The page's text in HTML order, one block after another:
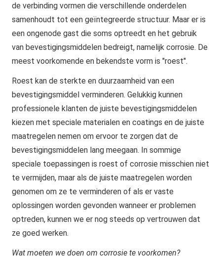
de verbinding vormen die verschillende onderdelen
samenhoudt tot een geïntegreerde structuur. Maar er is
een ongenode gast die soms optreedt en het gebruik
van bevestigingsmiddelen bedreigt, namelijk corrosie. De
meest voorkomende en bekendste vorm is "roest".
Roest kan de sterkte en duurzaamheid van een
bevestigingsmiddel verminderen. Gelukkig kunnen
professionele klanten de juiste bevestigingsmiddelen
kiezen met speciale materialen en coatings en de juiste
maatregelen nemen om ervoor te zorgen dat de
bevestigingsmiddelen lang meegaan. In sommige
speciale toepassingen is roest of corrosie misschien niet
te vermijden, maar als de juiste maatregelen worden
genomen om ze te verminderen of als er vaste
oplossingen worden gevonden wanneer er problemen
optreden, kunnen we er nog steeds op vertrouwen dat
ze goed werken.
Wat moeten we doen om corrosie te voorkomen?